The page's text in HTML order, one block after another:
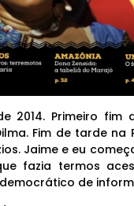
2014. Primeiro fim
Fim de tarde na
Jaime e eu
fazia termos
de